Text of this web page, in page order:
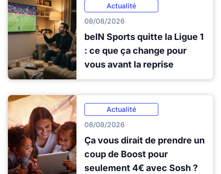
Actualité
08/08/2026
beIN Sports quitte la Ligue 1
: ce que ça change pour
vous avant la reprise
Actualité
08/08/2026
Ça vous dirait de prendre un
coup de Boost pour
seulement 4€ avec Sosh ?